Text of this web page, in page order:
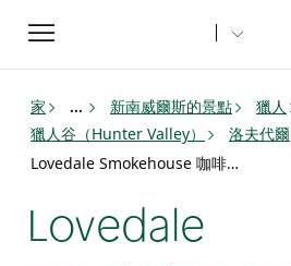
Toggle
navigation
家 ... 新南威爾斯的景點
獵人
獵人谷（Hunter Valley）
洛夫代爾
Lovedale Smokehouse 咖啡館和熟食店，Majors Lane 烹飪學校
Lovedale